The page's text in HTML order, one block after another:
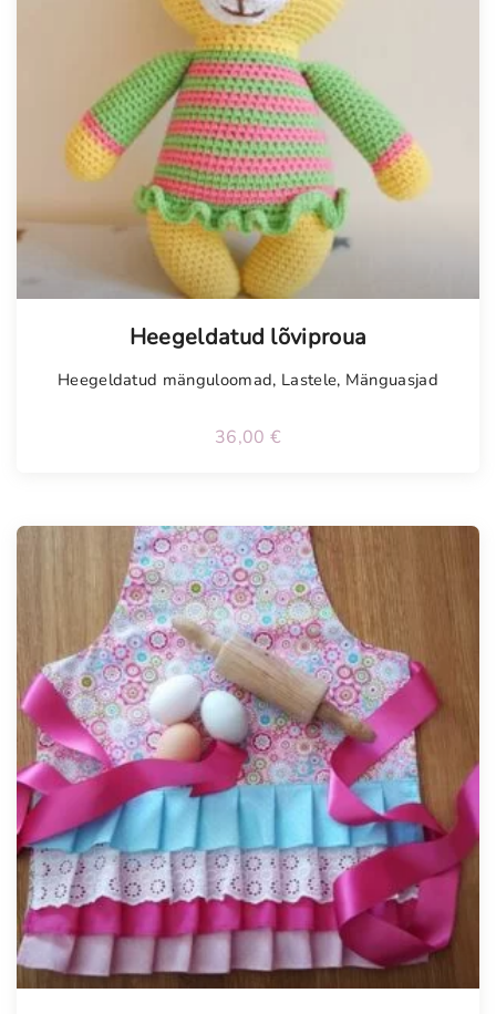
Heegeldatud lõviproua
Heegeldatud mänguloomad, Lastele, Mänguasjad
36,00 €